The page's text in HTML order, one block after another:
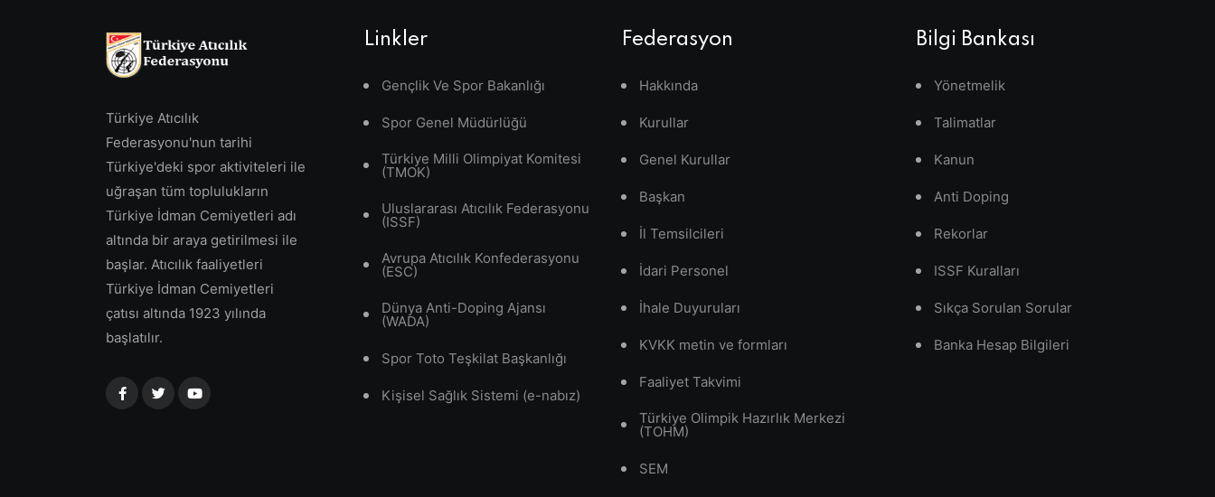
Türkiye Atıcılık
Federasyonu'nun tarihi
Türkiye'deki spor aktiviteleri ile
uğraşan tüm toplulukların
Türkiye İdman Cemiyetleri adı
altında bir araya getirilmesi ile
başlar. Atıcılık faaliyetleri
Türkiye İdman Cemiyetleri
çatısı altında 1923 yılında
başlatılır.
Linkler
Gençlik Ve Spor Bakanlığı
Spor Genel Müdürlüğü
Türkiye Milli Olimpiyat Komitesi
(TMOK)
Uluslararası Atıcılık Federasyonu
(ISSF)
Avrupa Atıcılık Konfederasyonu
(ESC)
Dünya Anti-Doping Ajansı
(WADA)
Spor Toto Teşkilat Başkanlığı
Kişisel Sağlık Sistemi (e-nabız)
Federasyon
Hakkında
Kurullar
Genel Kurullar
Başkan
İl Temsilcileri
İdari Personel
İhale Duyuruları
KVKK metin ve formları
Faaliyet Takvimi
Türkiye Olimpik Hazırlık Merkezi
(TOHM)
SEM
Bilgi Bankası
Yönetmelik
Talimatlar
Kanun
Anti Doping
Rekorlar
ISSF Kuralları
Sıkça Sorulan Sorular
Banka Hesap Bilgileri